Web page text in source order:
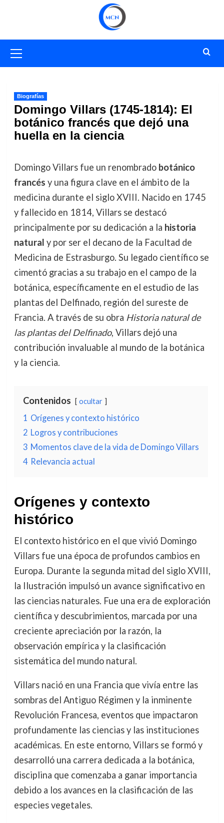
primario
Biografías
Domingo Villars (1745-1814): El
botánico francés que dejó una
huella en la ciencia
Domingo Villars fue un renombrado botánico
francés y una figura clave en el ámbito de la
medicina durante el siglo XVIII. Nacido en 1745
y fallecido en 1814, Villars se destacó
principalmente por su dedicación a la historia
natural y por ser el decano de la Facultad de
Medicina de Estrasburgo. Su legado científico se
cimentó gracias a su trabajo en el campo de la
botánica, específicamente en el estudio de las
plantas del Delfinado, región del sureste de
Francia. A través de su obra Historia natural de
las plantas del Delfinado, Villars dejó una
contribución invaluable al mundo de la botánica
y la ciencia.
Contenidos ocultar
1 Orígenes y contexto histórico
2 Logros y contribuciones
3 Momentos clave de la vida de Domingo Villars
4 Relevancia actual
Orígenes y contexto
histórico
El contexto histórico en el que vivió Domingo
Villars fue una época de profundos cambios en
Europa. Durante la segunda mitad del siglo XVIII,
la Ilustración impulsó un avance significativo en
las ciencias naturales. Fue una era de exploración
científica y descubrimientos, marcada por una
creciente apreciación por la razón, la
observación empírica y la clasificación
sistemática del mundo natural.
Villars nació en una Francia que vivía entre las
sombras del Antiguo Régimen y la inminente
Revolución Francesa, eventos que impactaron
profundamente las ciencias y las instituciones
académicas. En este entorno, Villars se formó y
desarrolló una carrera dedicada a la botánica,
disciplina que comenzaba a ganar importancia
debido a los avances en la clasificación de las
especies vegetales.